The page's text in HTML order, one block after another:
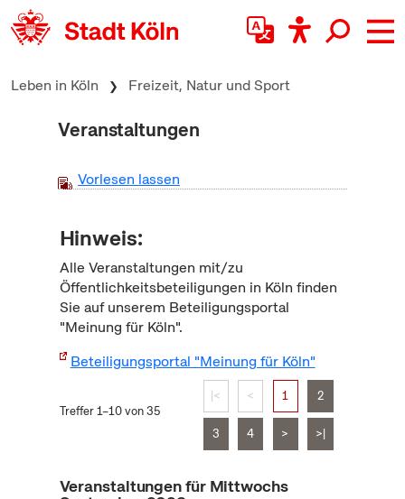
zum Inhalt springen
Leben in Köln Freizeit, Natur und Sport
Veranstaltungen
Vorlesen lassen
Hinweis:
Alle Veranstaltungen mit/zu
Öffentlichkeitsbeteiligungen in Köln finden
Sie auf unserem Beteiligungsportal
"Meinung für Köln".
Beteiligungsportal "Meinung für Köln"
Treffer 1–10 von 35
|< < 1 2
3 4 > >|
Veranstaltungen für Mittwochs